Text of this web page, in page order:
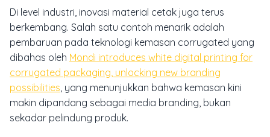
Di level industri, inovasi material cetak juga terus
berkembang. Salah satu contoh menarik adalah
pembaruan pada teknologi kemasan corrugated yang
dibahas oleh Mondi introduces white digital printing for
corrugated packaging, unlocking new branding
possibilities , yang menunjukkan bahwa kemasan kini
makin dipandang sebagai media branding, bukan
sekadar pelindung produk.